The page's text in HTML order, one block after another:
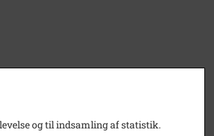
og til indsamling af statistik.